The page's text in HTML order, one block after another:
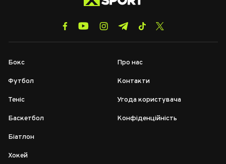
Бокс
Футбол
Теніс
Баскетбол
Біатлон
Хокей
Про нас
Контакти
Угода користувача
Конфіденційність